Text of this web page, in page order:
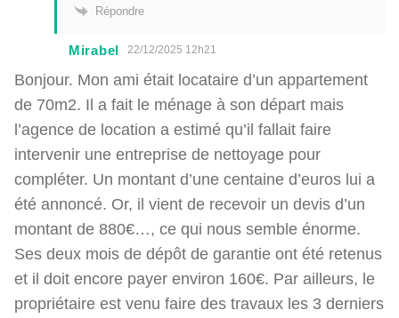
Répondre
Mirabel 22/12/2025 12h21
Bonjour. Mon ami était locataire d’un appartement
de 70m2. Il a fait le ménage à son départ mais
l’agence de location a estimé qu’il fallait faire
intervenir une entreprise de nettoyage pour
compléter. Un montant d’une centaine d’euros lui a
été annoncé. Or, il vient de recevoir un devis d’un
montant de 880€…, ce qui nous semble énorme.
Ses deux mois de dépôt de garantie ont été retenus
et il doit encore payer environ 160€. Par ailleurs, le
propriétaire est venu faire des travaux les 3 derniers